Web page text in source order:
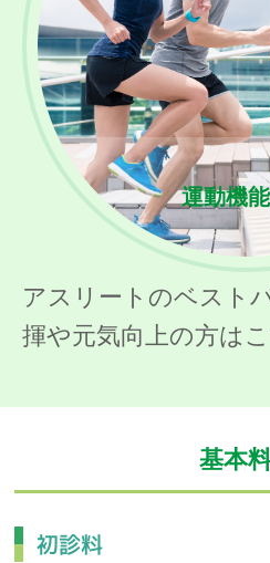
運動機
アスリートのベスト
揮や元気向上の方はこ
基本
初診料